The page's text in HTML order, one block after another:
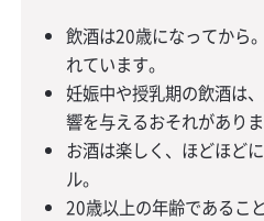
飲酒は20歳になってから
れています。
妊娠中や授乳期の飲酒は
響を与えるおそれがありま
お酒は楽しく、ほどほど
ル。
20歳以上の年齢であるこ